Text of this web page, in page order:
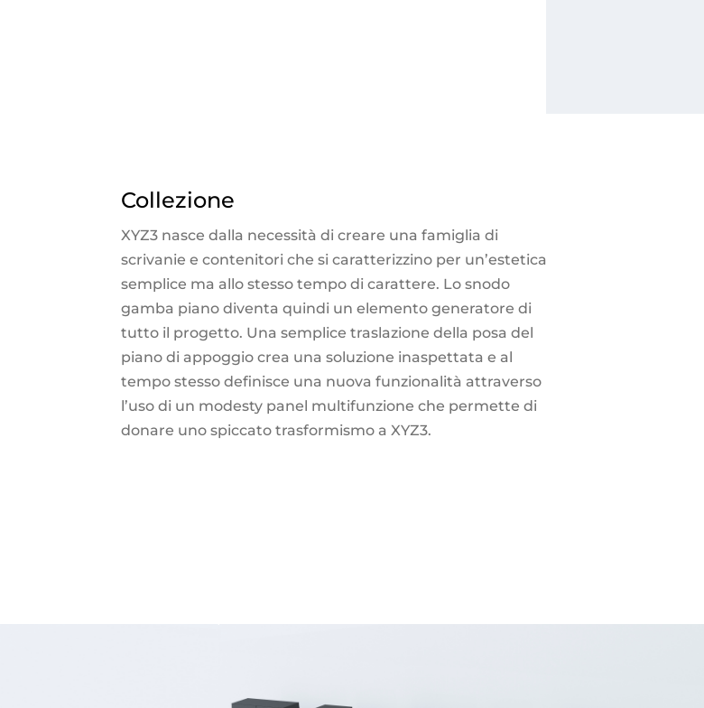
Collezione
XYZ3 nasce dalla necessità di creare una famiglia di
scrivanie e contenitori che si caratterizzino per un’estetica
semplice ma allo stesso tempo di carattere. Lo snodo
gamba piano diventa quindi un elemento generatore di
tutto il progetto. Una semplice traslazione della posa del
piano di appoggio crea una soluzione inaspettata e al
tempo stesso definisce una nuova funzionalità attraverso
l’uso di un modesty panel multifunzione che permette di
donare uno spiccato trasformismo a XYZ3.